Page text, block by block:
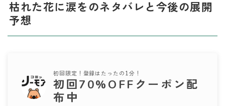
枯れた花に涙をのネタバレと今後の展開
予想
初回限定！登録はたったの1分！
初回70%OFFクーポン配
布中